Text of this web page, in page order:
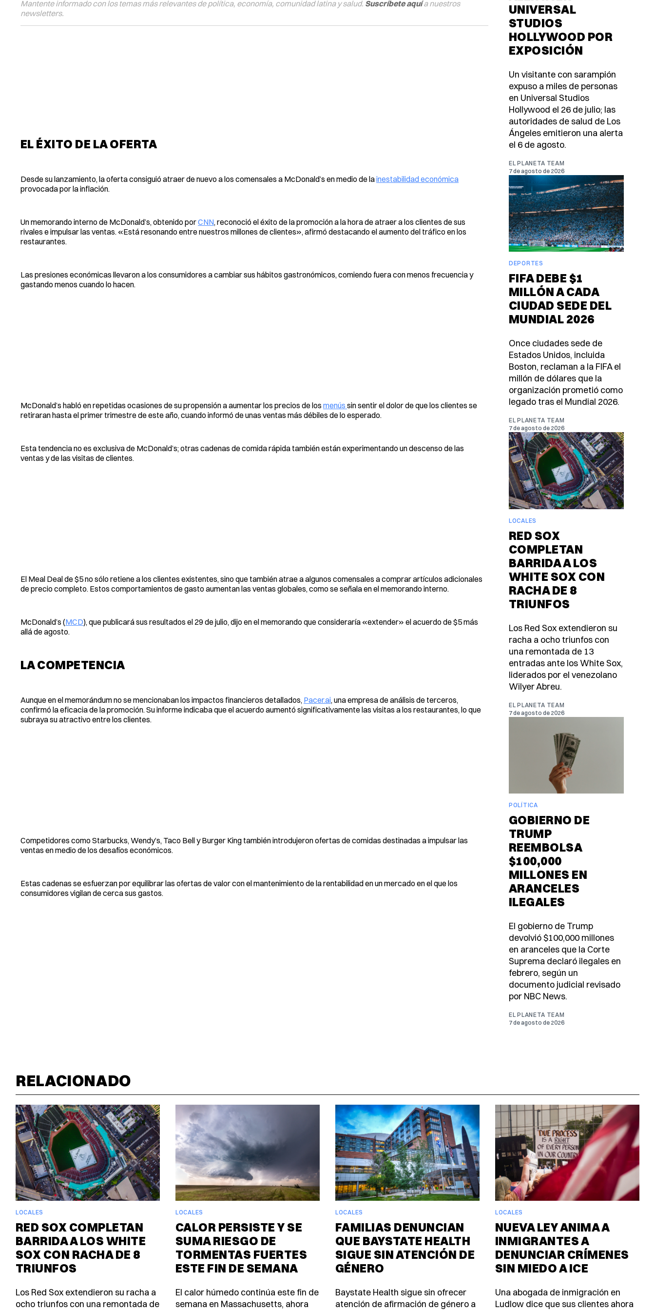
Mantente informado con los temas más relevantes de política, economía, comunidad latina y salud. Suscríbete aquía nuestros
newsletters.
EL ÉXITO DE LA OFERTA
Desde su lanzamiento, la oferta consiguió atraer de nuevo a los comensales a McDonald’s en medio de lainestabilidad económica
provocada por la inflación.
Un memorando interno de McDonald’s, obtenido porCNN, reconoció el éxito de la promoción a la hora de atraer a los clientes de sus
rivales e impulsar las ventas. «Está resonando entre nuestros millones de clientes», afirmó destacando el aumento del tráfico en los
restaurantes.
Las presiones económicas llevaron a los consumidores a cambiar sus hábitos gastronómicos, comiendo fuera con menos frecuencia y
gastando menos cuando lo hacen.
McDonald’s habló en repetidas ocasiones de su propensión a aumentar los precios de los menús sin sentir el dolor de que los clientes se
retiraran hasta el primer trimestre de este año, cuando informó de unas ventas más débiles de lo esperado.
Esta tendencia no es exclusiva de McDonald’s; otras cadenas de comida rápida también están experimentando un descenso de las
ventas y de las visitas de clientes.
El Meal Deal de $5 no sólo retiene a los clientes existentes, sino que también atrae a algunos comensales a comprar artículos adicionales
de precio completo. Estos comportamientos de gasto aumentan las ventas globales, como se señala en el memorando interno.
McDonald’s (MCD), que publicará sus resultados el 29 de julio, dijo en el memorando que consideraría «extender» el acuerdo de $5 más
allá de agosto.
LA COMPETENCIA
Aunque en el memorándum no se mencionaban los impactos financieros detallados, Pacer.ai, una empresa de análisis de terceros,
confirmó la eficacia de la promoción. Su informe indicaba que el acuerdo aumentó significativamente las visitas a los restaurantes, lo que
subraya su atractivo entre los clientes.
Competidores como Starbucks, Wendy’s, Taco Bell y Burger King también introdujeron ofertas de comidas destinadas a impulsar las
ventas en medio de los desafíos económicos.
Estas cadenas se esfuerzan por equilibrar las ofertas de valor con el mantenimiento de la rentabilidad en un mercado en el que los
consumidores vigilan de cerca sus gastos.
UNIVERSAL
STUDIOS
HOLLYWOOD POR
EXPOSICIÓN
Un visitante con sarampión
expuso a miles de personas
en Universal Studios
Hollywood el 26 de julio; las
autoridades de salud de Los
Ángeles emitieron una alerta
el 6 de agosto.
EL PLANETA TEAM
7 de agosto de 2026
DEPORTES
FIFA DEBE $1
MILLÓN A CADA
CIUDAD SEDE DEL
MUNDIAL 2026
Once ciudades sede de
Estados Unidos, incluida
Boston, reclaman a la FIFA el
millón de dólares que la
organización prometió como
legado tras el Mundial 2026.
EL PLANETA TEAM
7 de agosto de 2026
LOCALES
RED SOX
COMPLETAN
BARRIDA A LOS
WHITE SOX CON
RACHA DE 8
TRIUNFOS
Los Red Sox extendieron su
racha a ocho triunfos con
una remontada de 13
entradas ante los White Sox,
liderados por el venezolano
Wilyer Abreu.
EL PLANETA TEAM
7 de agosto de 2026
POLÍTICA
GOBIERNO DE
TRUMP
REEMBOLSA
$100,000
MILLONES EN
ARANCELES
ILEGALES
El gobierno de Trump
devolvió $100,000 millones
en aranceles que la Corte
Suprema declaró ilegales en
febrero, según un
documento judicial revisado
por NBC News.
EL PLANETA TEAM
7 de agosto de 2026
RELACIONADO
LOCALES
RED SOX COMPLETAN
BARRIDA A LOS WHITE
SOX CON RACHA DE 8
TRIUNFOS
Los Red Sox extendieron su racha a
ocho triunfos con una remontada de
LOCALES
CALOR PERSISTE Y SE
SUMA RIESGO DE
TORMENTAS FUERTES
ESTE FIN DE SEMANA
El calor húmedo continúa este fin de
semana en Massachusetts, ahora
LOCALES
FAMILIAS DENUNCIAN
QUE BAYSTATE HEALTH
SIGUE SIN ATENCIÓN DE
GÉNERO
Baystate Health sigue sin ofrecer
atención de afirmación de género a
LOCALES
NUEVA LEY ANIMA A
INMIGRANTES A
DENUNCIAR CRÍMENES
SIN MIEDO A ICE
Una abogada de inmigración en
Ludlow dice que sus clientes ahora